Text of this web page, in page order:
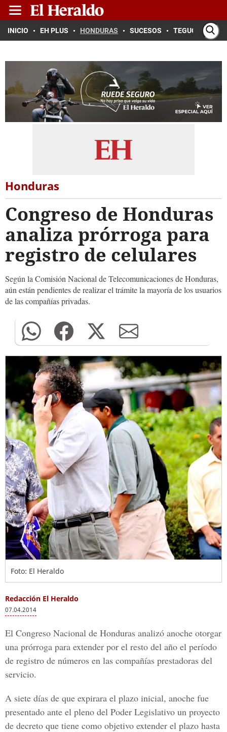
INICIO EH PLUS HONDURAS SUCESOS TEGUCIGALPA
Honduras
Congreso de Honduras
analiza prórroga para
registro de celulares
Según la Comisión Nacional de Telecomunicaciones de Honduras,
aún están pendientes de realizar el trámite la mayoría de los usuarios
de las compañías privadas.
Foto: El Heraldo
Redacción El Heraldo
07.04.2014
El Congreso Nacional de Honduras analizó anoche otorgar
una prórroga para extender por el resto del año el período
de registro de números en las compañías prestadoras del
servicio.
A siete días de que expirara el plazo inicial, anoche fue
presentado ante el pleno del Poder Legislativo un proyecto
de decreto que tiene como objetivo extender el plazo hasta